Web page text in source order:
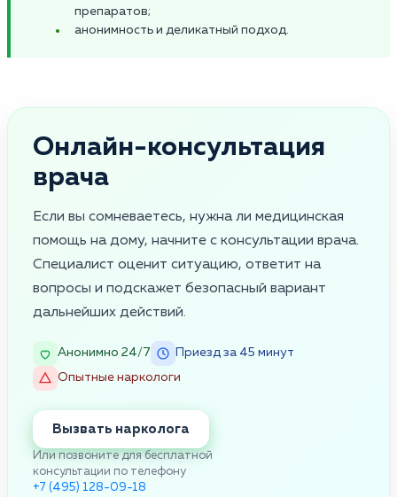
препаратов;
анонимность и деликатный подход.
Онлайн-консультация
врача
Если вы сомневаетесь, нужна ли медицинская
помощь на дому, начните с консультации врача.
Специалист оценит ситуацию, ответит на
вопросы и подскажет безопасный вариант
дальнейших действий.
Анонимно 24/7
Приезд за 45 минут
Опытные наркологи
Вызвать нарколога
Или позвоните для бесплатной
консультации по телефону
+7 (495) 128-09-18